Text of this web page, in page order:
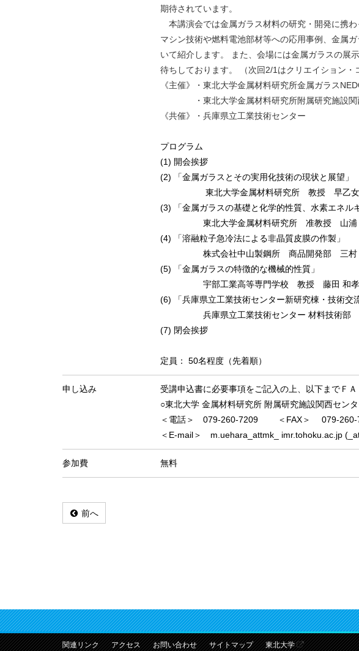
期待されています。
本講演会では金属ガラス材料の研究・開発に携
マシン技術や燃料電池部材等への応用事例、金属
いて紹介します。 また、会場には金属ガラスの展
待ちしております。 （次回2/1はクリエイション・
《主催》・東北大学金属材料研究所金属ガラス
・東北大学金属材料研究所附属研究施設関
《共催》・兵庫県立工業技術センター
プログラム
(1) 開会挨拶
(2) 「金属ガラスとその実用化技術の現状と展望」
東北大学金属材料研究所 教授 早乙女
(3) 「金属ガラスの基礎と化学的性質
東北大学金属材料研究所 准教授 山浦
(4) 「溶融粒子急冷法による非晶質皮膜の作製」
株式会社中山製鋼所 商品開発部 三村
(5) 「金属ガラスの特徴的な機械的性質」
宇部工業高等専門学校 教授 藤田 和
(6) 「兵庫県立工業技術センター新研究棟・技術交
兵庫県立工業技術センター 材料技術部
(7) 閉会挨拶
定員： 50名程度（先着順）
申し込み
受講申込書に必要事項をご記入の上、以下までＦ
○東北大学 金属材料研究所 附属研究施設関西セ
＜電話＞ 079-260-7209 ＜FAX＞ 079-
＜E-mail＞ m.uehara_attmk_ imr.tohoku.ac.jp
参加費 無料
前へ
関連リンク アクセス お問い合わせ サイトマップ 東北大学